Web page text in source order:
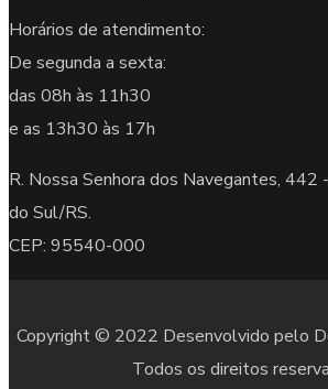
Horários de atendimento:
De segunda a sexta:
das 08h às 11h30
e as 13h30 às 17h
R. Nossa Senhora dos Navegantes, 442 -
do Sul/RS.
CEP: 95540-000
Copyright © 2022 Desenvolvido pelo
Todos os direitos